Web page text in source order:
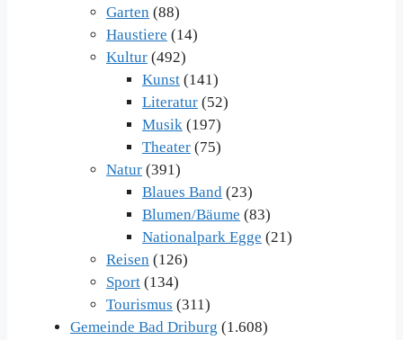
Garten (88)
Haustiere (14)
Kultur (492)
Kunst (141)
Literatur (52)
Musik (197)
Theater (75)
Natur (391)
Blaues Band (23)
Blumen/Bäume (83)
Nationalpark Egge (21)
Reisen (126)
Sport (134)
Tourismus (311)
Gemeinde Bad Driburg (1.608)